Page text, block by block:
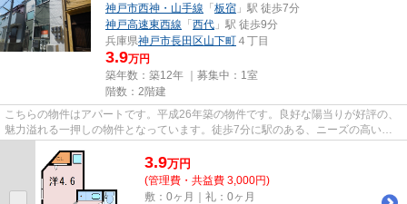
神戸市西神・山手線 「 板宿 」駅 徒歩7分
神戸高速東西線 「 西代 」駅 徒歩9分
兵庫県神戸市長田区山下町 ４丁目
3.9万円
築年数：築12年 ｜募集中： 1室
階数：2階建
こちらの物件はアパートです。平成26年築の物件です。良好な陽当りが好評の、
魅力溢れる一押しの物件となっています。徒歩7分に駅のある、ニーズの高い物
3.9万円
(管理費・共益費 3,000円)
敷：0ヶ月｜礼：0ヶ月